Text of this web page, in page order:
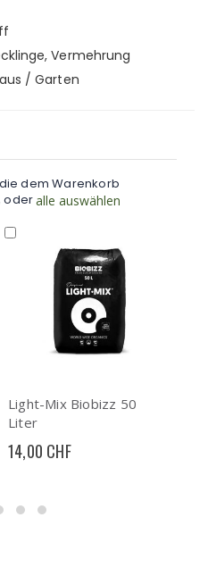
Vermehrung
/ Garten
dem Warenkorb
oderalle auswählen
Light-Mix Biobizz 50
Liter
14,00 CHF
Warenkorb